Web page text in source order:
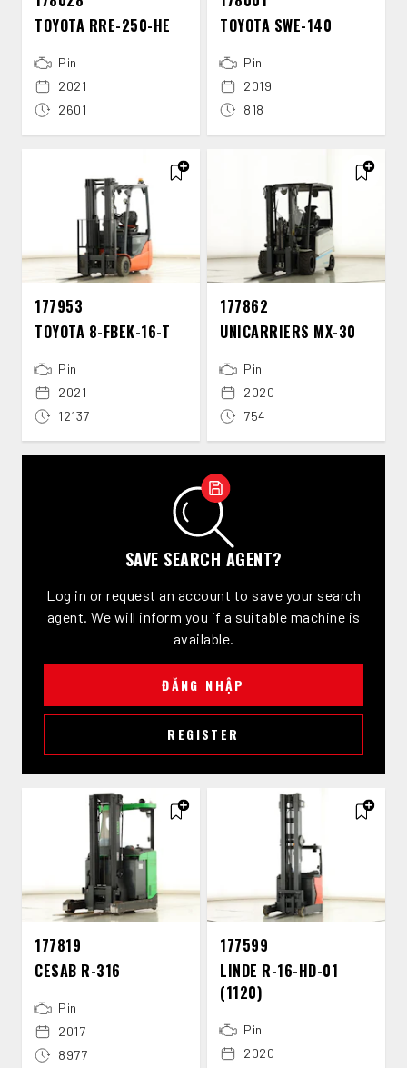
TOYOTA RRE-​250-​HE
Pin
2021
2601
TOYOTA SWE-​140
Pin
2019
818
177953
TOYOTA 8-​FBEK-​16-​T
Pin
2021
12137
177862
UNICARRIERS MX-​30
Pin
2020
754
SAVE SEARCH AGENT?
Log in or request an account to save your search
agent. We will inform you if a suitable machine is
available.
ĐĂNG NHẬP
REGISTER
177819
CESAB R-​316
Pin
2017
8977
177599
LINDE R-​16-​HD-​01
(1120)
Pin
2020